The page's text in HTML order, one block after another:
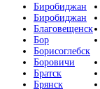
Биробиджан
Биробиджан
Благовещенск
Бор
Борисоглебск
Боровичи
Братск
Брянск